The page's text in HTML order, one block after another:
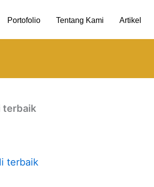
Portofolio Tentang Kami Artikel
terbaik